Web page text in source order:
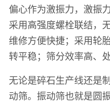
偏心作为激振力，激振
采用高强度螺栓联结，
维修方便快捷；采用轮
转平稳；筛分效率高、
无论是碎石生产线还是
动筛。振动筛也就是圆